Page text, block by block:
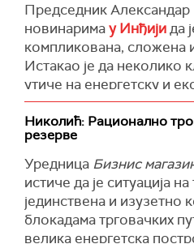
Председник Александар
новинаримау Инђијида
компликована, сложена
Истакао је да неколико
утиче на енергетску и
земље.
Подсетио је да се чека
ОФАК-а о
за Нафтну индустрију
"Ми немамо потврду да
донети такву одлуку.
одлука бити позитивна
Николић: Рационално
резерве
Уредница Бизнис
истиче да је ситуација
јединствена и изузетно
блокадама трговачких
велика енергетска